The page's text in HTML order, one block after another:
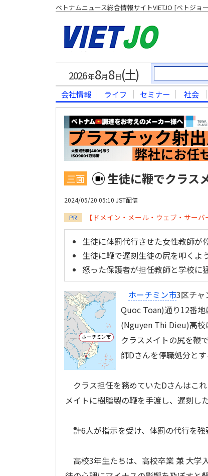
ベトナムニュース総合情報サイトVIETJO [ベトジョ
2026年8月8日(土)
会社情報 ライフ セミナー 社会
三面 生徒に鞭でクラス
2024/05/20 05:10 JST配信
PR 【ドメイン・メール・ウェブ・サー
生徒に体罰代行させた女性教師が
生徒に鞭で遅刻生徒の尻を叩くよ
怒った保護者が担任教師と学校に
ホーチミン市3区チャ
Quoc Toan)通り12番
(Nguyen Thi Dieu)高校
クラスメイトの尻を鞭
師Dさんを停職処分とす
クラス担任を務めていたDさんはこ
メイトに樹脂製の鞭を手渡し、遅刻し
計6人が指示を受け、体罰の代行を強
高校3年生たちは、高校卒業 兼 大学